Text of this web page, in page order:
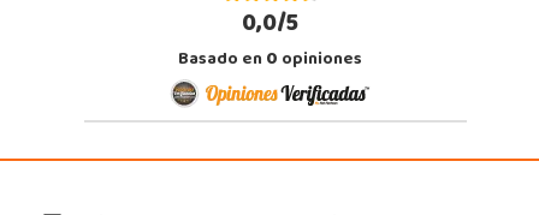
0,0/5
Basado en0opiniones